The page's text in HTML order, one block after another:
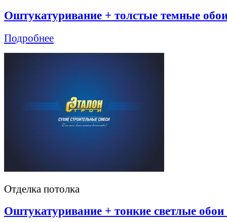
Оштукатуривание + толстые темные
Подробнее
Отделка потолка
Оштукатуривание + тонкие светлые обои